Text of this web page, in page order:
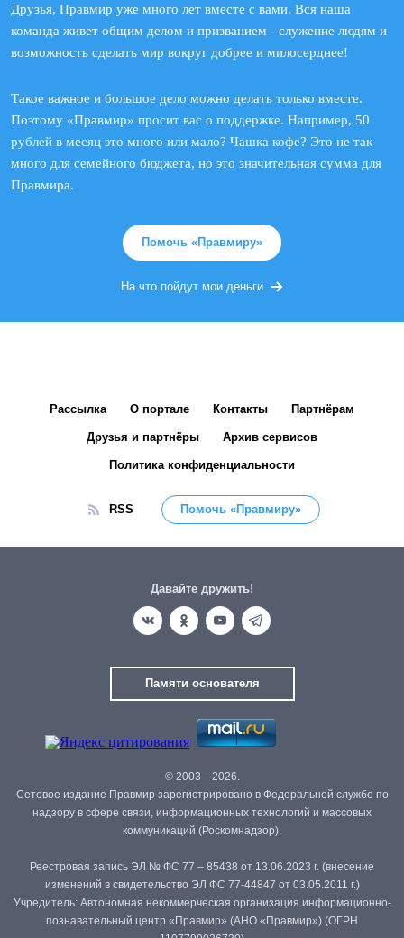
Друзья, Правмир уже много лет вместе с вами. Вся наша
команда живет общим делом и призванием - служение людям и
возможность сделать мир вокруг добрее и милосерднее!
Такое важное и большое дело можно делать только вместе.
Поэтому «Правмир» просит вас о поддержке. Например, 50
рублей в месяц это много или мало? Чашка кофе? Это не так
много для семейного бюджета, но это значительная сумма для
Правмира.
Помочь «Правмиру»
На что пойдут мои деньги
Рассылка О портале Контакты Партнёрам
Друзья и партнёры Архив сервисов
Политика конфиденциальности
RSS Помочь «Правмиру»
Давайте дружить!
Памяти основателя
© 2003—2026.
Сетевое издание Правмир зарегистрировано в Федеральной службе по
надзору в сфере связи, информационных технологий и массовых
коммуникаций (Роскомнадзор).
Реестровая запись ЭЛ № ФС 77 – 85438 от 13.06.2023 г. (внесение
изменений в свидетельство ЭЛ ФС 77-44847 от 03.05.2011 г.)
Учредитель: Автономная некоммерческая организация информационно-
познавательный центр «Правмир» (АНО «Правмир») (ОГРН